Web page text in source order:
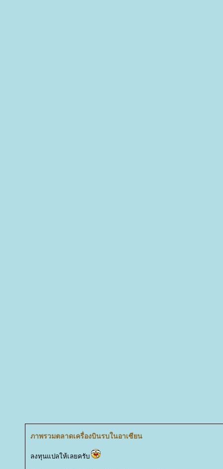
ภาพรวมตลาดเครื่องบินรบในอาเซียน
ลงทุนแปลให้เลยครับ